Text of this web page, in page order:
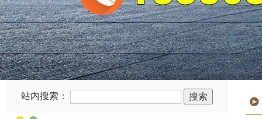
站内搜索：